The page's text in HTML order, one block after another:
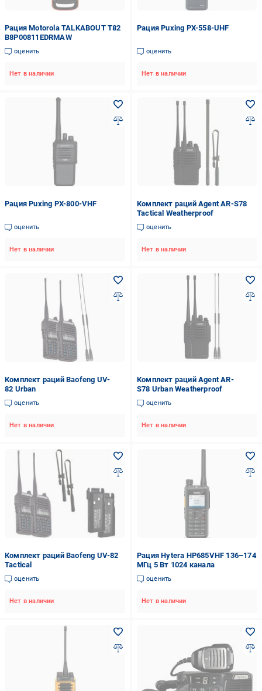
Рация Motorola TALKABOUT T82
B8P00811EDRMAW
оценить
Нет в наличии
Рация Puxing PX-558-UHF
оценить
Нет в наличии
Рация Puxing PX-800-VHF
оценить
Нет в наличии
Комплект раций Agent AR-S78
Tactical Weatherproof
оценить
Нет в наличии
Комплект раций Baofeng UV-
82 Urban
оценить
Нет в наличии
Комплект раций Agent AR-
S78 Urban Weatherproof
оценить
Нет в наличии
Комплект раций Baofeng UV-82
Tactical
оценить
Нет в наличии
Рация Hytera HP685VHF 136–174
МГц 5 Вт 1024 канала
оценить
Нет в наличии